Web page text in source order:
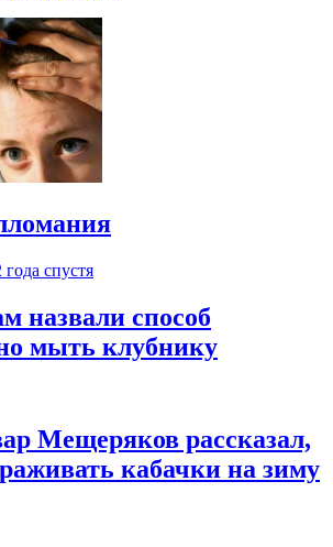
года спустя
назвали способ
мыть клубнику
Мещеряков рассказал,
кабачки на зиму